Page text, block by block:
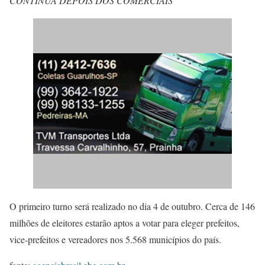
O primeiro turno será realizado no dia 4 de outubro. Cerca de 146
milhões de eleitores estarão aptos a votar para eleger prefeitos,
vice-prefeitos e vereadores nos 5.568 municípios do país.